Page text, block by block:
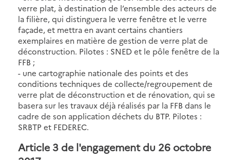
verre plat, à destination de l’ensemble des acteurs de
la filière, qui distinguera le verre fenêtre et le verre
façade, et mettra en avant certains chantiers
exemplaires en matière de gestion de verre plat de
déconstruction. Pilotes : SNED et le pôle fenêtre de la
FFB ;
- une cartographie nationale des points et des
conditions techniques de collecte/regroupement de
verre plat de déconstruction et de rénovation, qui se
basera sur les travaux déjà réalisés par la FFB dans le
cadre de son application déchets du BTP. Pilotes :
SRBTP et FEDEREC.
Article 3 de l'engagement du 26 octobre